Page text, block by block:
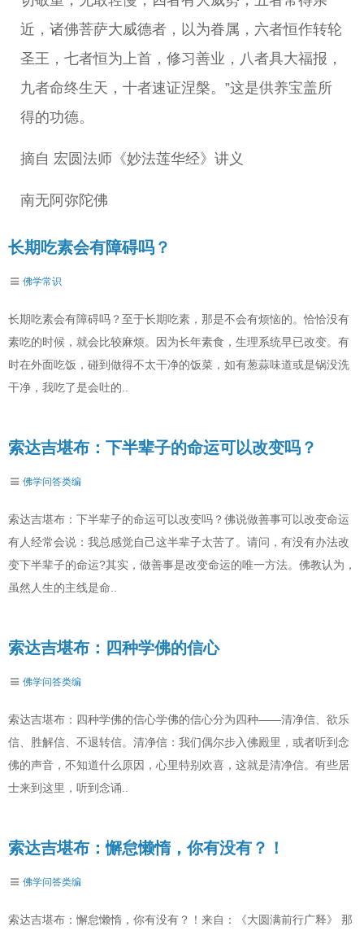
近，诸佛菩萨大威德者，以为眷属，六者恒作转轮
圣王，七者恒为上首，修习善业，八者具大福报，
九者命终生天，十者速证涅槃。”这是供养宝盖所
得的功德。
摘自 宏圆法师《妙法莲华经》讲义
南无阿弥陀佛
长期吃素会有障碍吗？
佛学常识
长期吃素会有障碍吗？至于长期吃素，那是不会有烦恼的。恰恰没有
素吃的时候，就会比较麻烦。因为长年素食，生理系统早已改变。有
时在外面吃饭，碰到做得不太干净的饭菜，如有葱蒜味道或是锅没洗
干净，我吃了是会吐的..
索达吉堪布：下半辈子的命运可以改变吗？
佛学问答类编
索达吉堪布：下半辈子的命运可以改变吗？佛说做善事可以改变命运
有人经常会说：我总感觉自己这半辈子太苦了。请问，有没有办法改
变下半辈子的命运?其实，做善事是改变命运的唯一方法。佛教认为，
虽然人生的主线是命..
索达吉堪布：四种学佛的信心
佛学问答类编
索达吉堪布：四种学佛的信心学佛的信心分为四种——清净信、欲乐
信、胜解信、不退转信。清净信：我们偶尔步入佛殿里，或者听到念
佛的声音，不知道什么原因，心里特别欢喜，这就是清净信。有些居
士来到这里，听到念诵..
索达吉堪布：懈怠懒惰，你有没有？！
佛学问答类编
索达吉堪布：懈怠懒惰，你有没有？！来自：《大圆满前行广释》 那